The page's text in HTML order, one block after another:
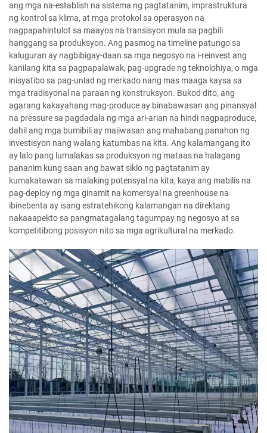
ang mga na-establish na sistema ng pagtatanim, imprastruktura
ng kontrol sa klima, at mga protokol sa operasyon na
nagpapahintulot sa maayos na transisyon mula sa pagbili
hanggang sa produksyon. Ang pasmog na timeline patungo sa
kaluguran ay nagbibigay-daan sa mga negosyo na i-reinvest ang
kanilang kita sa pagpapalawak, pag-upgrade ng teknolohiya, o mga
inisyatibo sa pag-unlad ng merkado nang mas maaga kaysa sa
mga tradisyonal na paraan ng konstruksyon. Bukod dito, ang
agarang kakayahang mag-produce ay binabawasan ang pinansyal
na pressure sa pagdadala ng mga ari-arian na hindi nagpaproduce,
dahil ang mga bumibili ay maiiwasan ang mahabang panahon ng
investisyon nang walang katumbas na kita. Ang kalamangang ito
ay lalo pang lumalakas sa produksyon ng mataas na halagang
pananim kung saan ang bawat siklo ng pagtatanim ay
kumakatawan sa malaking potensyal na kita, kaya ang mabilis na
pag-deploy ng mga ginamit na komersyal na greenhouse na
ibinebenta ay isang estratehikong kalamangan na direktang
nakaaapekto sa pangmatagalang tagumpay ng negosyo at sa
kompetitibong posisyon nito sa mga agrikultural na merkado.